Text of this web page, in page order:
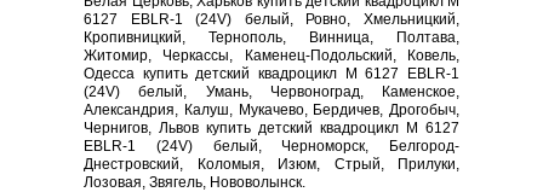
6127 EBLR-1 (24V) белый, Ровно, Хмельницкий,
Кропивницкий, Тернополь, Винница, Полтава,
Житомир, Черкассы, Каменец-Подольский, Ковель,
Одесса купить детский квадроцикл M 6127 EBLR-1
(24V) белый, Умань, Червоноград, Каменское,
Александрия, Калуш, Мукачево, Бердичев, Дрогобыч,
Чернигов, Львов купить детский квадроцикл M 6127
EBLR-1 (24V) белый, Черноморск, Белгород-
Днестровский, Коломыя, Изюм, Стрый, Прилуки,
Лозовая, Звягель, Нововолынск.